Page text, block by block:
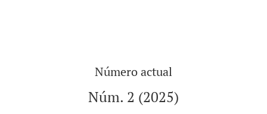
Número actual
Núm. 2 (2025)